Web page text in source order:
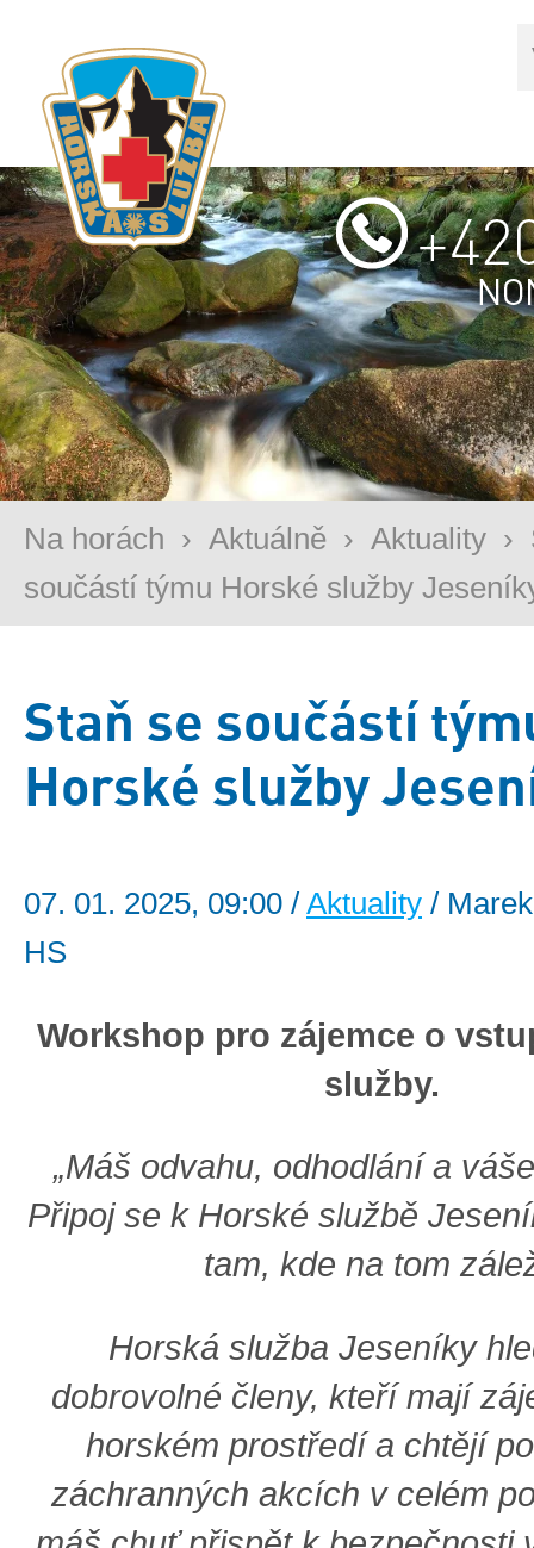
Na horách › Aktuálně › Aktuality ›
součástí týmu Horské služby
Staň se součástí
Horské služby
07. 01. 2025, 09:00 / Aktuality /
HS
Workshop pro zájemce o
služby.
„Máš odvahu, odhodlání a
Připoj se k Horské službě
tam, kde na tom
Horská služba Jeseníky
dobrovolné členy, kteří mají
horském prostředí a chtějí
záchranných akcích v celém